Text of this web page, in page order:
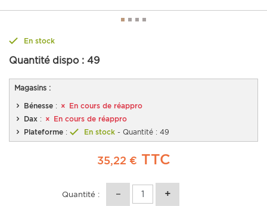
En stock
Quantité dispo : 49
Magasins :
Bénesse :
En cours de réappro
Dax :
En cours de réappro
Plateforme : En stock - Quantité : 49
35,22 € TTC
Quantité :